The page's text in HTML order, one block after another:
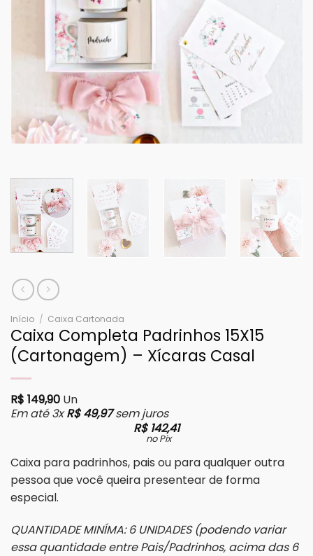
Início / Caixa Cartonada
Caixa Completa Padrinhos 15X15
(Cartonagem) – Xícaras Casal
R$ 149,90 Un
Em até 3xR$49,97sem juros
R$142,41
no Pix
Caixa para padrinhos, pais ou para qualquer outra
pessoa que você queira presentear de forma
especial.
QUANTIDADE MINÍMA: 6 UNIDADES (podendo variar
essa quantidade entre Pais/Padrinhos, acima das 6